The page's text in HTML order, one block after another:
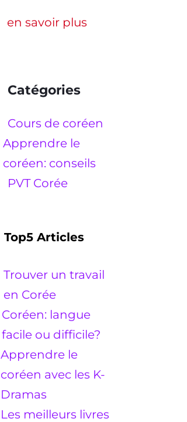
en savoir plus
Catégories
Cours de coréen
Apprendre le
coréen: conseils
PVT Corée
Top5 Articles
Trouver un travail
en Corée
Coréen: langue
facile ou difficile?
Apprendre le
coréen avec les K-
Dramas
Les meilleurs livres